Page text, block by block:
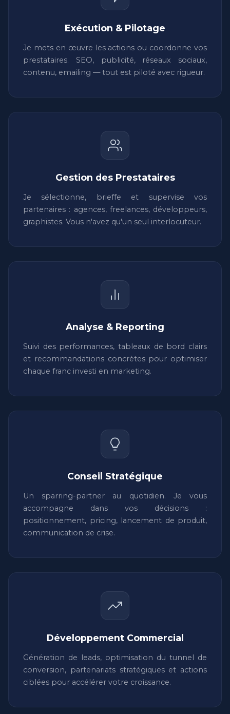
Exécution & Pilotage
Je mets en œuvre les actions ou coordonne vos
prestataires. SEO, publicité, réseaux sociaux,
contenu, emailing — tout est piloté avec rigueur.
Gestion des Prestataires
Je sélectionne, brieffe et supervise vos
partenaires : agences, freelances, développeurs,
graphistes. Vous n'avez qu'un seul interlocuteur.
Analyse & Reporting
Suivi des performances, tableaux de bord clairs
et recommandations concrètes pour optimiser
chaque franc investi en marketing.
Conseil Stratégique
Un sparring-partner au quotidien. Je vous
accompagne dans vos décisions :
positionnement, pricing, lancement de produit,
communication de crise.
Développement Commercial
Génération de leads, optimisation du tunnel de
conversion, partenariats stratégiques et actions
ciblées pour accélérer votre croissance.